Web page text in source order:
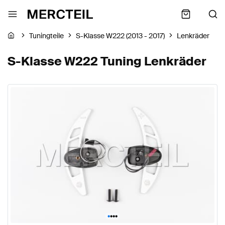
Tuningteile S-Klasse W222 (2013 - 2017) Lenkräder
S-Klasse W222 Tuning Lenkräder
••••